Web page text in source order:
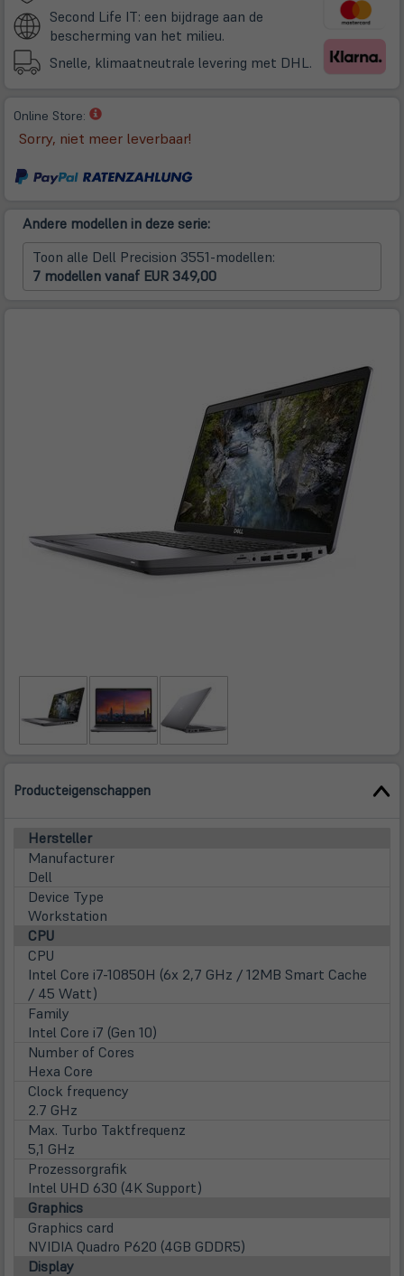
neuem
Second Life IT: een bijdrage aan de
bescherming van het milieu.
Snelle, klimaatneutrale levering met DHL.
Online Store:
(öffnet
neuem
Sorry, niet meer leverbaar!
Andere modellen in deze serie:
Toon alle Dell Precision 3551-modellen:
7 modellen vanaf EUR 349,00
Producteigenschappen
Hersteller
Manufacturer
Dell
Device Type
Workstation
CPU
CPU
Intel Core i7-10850H (6x 2,7 GHz / 12MB Smart Cache
/ 45 Watt)
Family
Intel Core i7 (Gen 10)
Number of Cores
Hexa Core
Clock frequency
2.7 GHz
Max. Turbo Taktfrequenz
5,1 GHz
Prozessorgrafik
Intel UHD 630 (4K Support)
Graphics
Graphics card
NVIDIA Quadro P620 (4GB GDDR5)
Display